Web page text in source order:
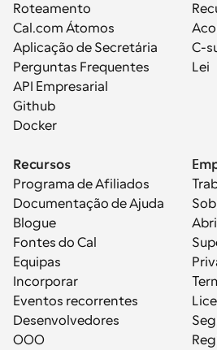
Roteamento
Cal.com Átomos
Aplicação de Secretária
Perguntas Frequentes
API Empresarial
Github
Docker
C-
Lei
Recursos
Programa de Afiliados
Documentação de Ajuda
Blogue
Fontes do Cal
Equipas
Incorporar
Eventos recorrentes
Desenvolvedores
OOO